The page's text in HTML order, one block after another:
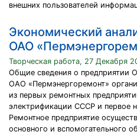
внешних пользователей
Экономический
ОАО
Творческая работа, 27 Декабря
Общие сведения о предприятии
ОАО «Пермэнергоремонт»
из первых ремонтных
электрификации СССР и первое
Ремонтное предприятие
основного и вспомогательного